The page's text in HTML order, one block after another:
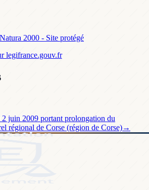
2000 - Site protégé
legifrance.gouv.fr
juin 2009 portant prolongation du
régional de Corse (région de Corse)→